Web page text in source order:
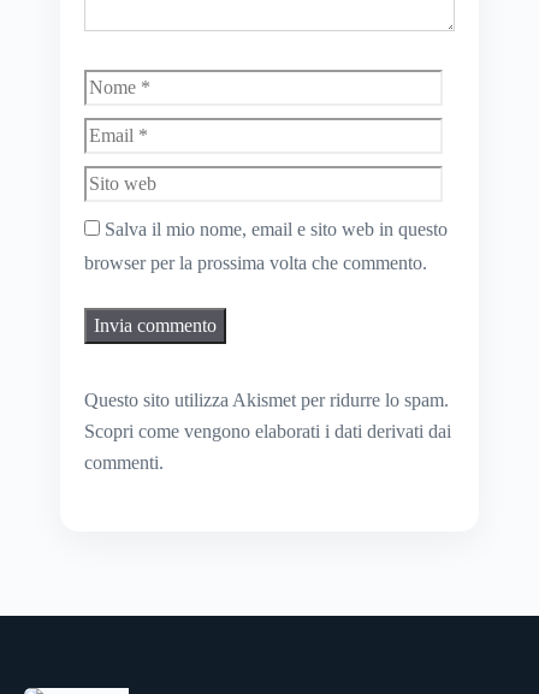
Nome
web
Salva il mio nome, email e sito web in questo
browser per la prossima volta che commento.
Questo sito utilizza Akismet per ridurre lo spam.
Scopri come vengono elaborati i dati derivati dai
commenti.